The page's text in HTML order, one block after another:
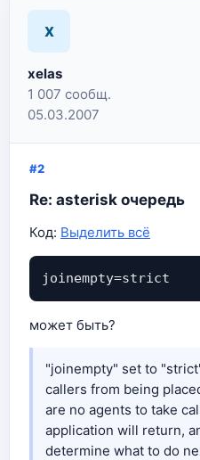
X
xelas
1 007 сообщ.
05.03.2007
#2
Re: asterisk очередь
Код: Выделить всё
joinempty=strict
может быть?
"joinempty" set to
callers from being
are no agents to take
application will return,
determine what to do